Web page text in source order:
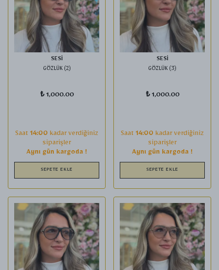
SESİ
GÖZLÜK (2)
₺ 1,000.00
Saat 14:00 kadar verdiğiniz
siparişler
Aynı gün kargoda !
SEPETE EKLE
SESİ
GÖZLÜK (3)
₺ 1,000.00
Saat 14:00 kadar verdiğiniz
siparişler
Aynı gün kargoda !
SEPETE EKLE